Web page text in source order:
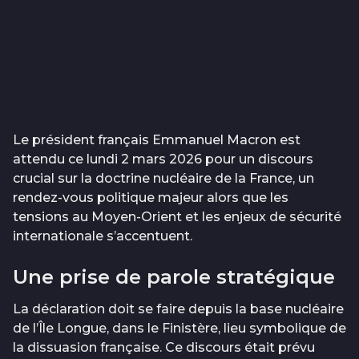
Le président français Emmanuel Macron est
attendu ce lundi 2 mars 2026 pour un discours
crucial sur la doctrine nucléaire de la France, un
rendez-vous politique majeur alors que les
tensions au Moyen-Orient et les enjeux de sécurité
internationale s’accentuent.
Une prise de parole stratégique
La déclaration doit se faire depuis la base nucléaire
de l’Île Longue, dans le Finistère, lieu symbolique de
la dissuasion française. Ce discours était prévu